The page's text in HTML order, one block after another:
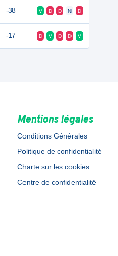
-38 V D D N D
-17 D V D D V
Mentions légales
Conditions Générales
Politique de confidentialité
Charte sur les cookies
Centre de confidentialité